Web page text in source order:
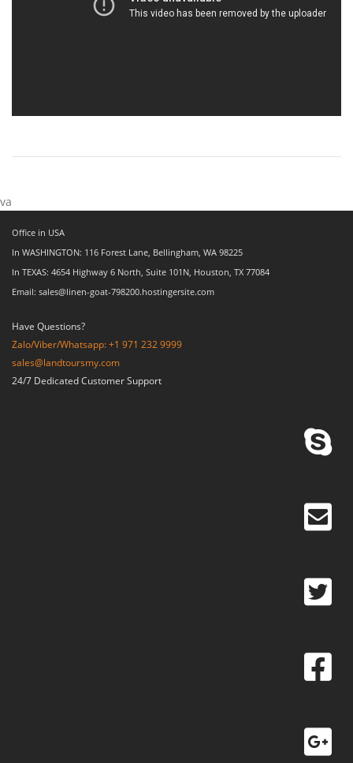
va
Office in USA
In WASHINGTON: 116 Forest Lane, Bellingham, WA 98225
In TEXAS: 4654 Highway 6 North, Suite 101N, Houston, TX 77084
Email: sales@linen-goat-798200.hostingersite.com
Have Questions?
Zalo/Viber/Whatsapp: +1 971 232 9999
sales@landtoursmy.com
24/7 Dedicated Customer Support